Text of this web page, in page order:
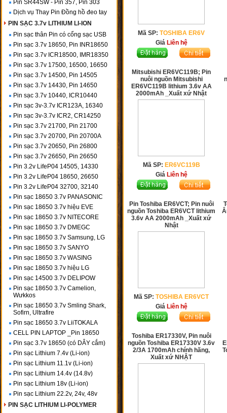
Pin SR44SW - Pin 357, Pin 303
Dịch vụ Thay Pin Đồng hồ đeo tay
PIN SẠC 3.7v LITHIUM LI-ION
Pin sạc thân Pin có cổng sạc USB
Pin sạc 3.7v 18650, Pin INR18650
Pin sạc 3.7v ICR18500, IMR18350
Pin sạc 3.7v 17500, 16500, 16650
Pin sạc 3.7v 14500, Pin 14505
Pin sạc 3.7v 14430, Pin 14650
Pin sạc 3.7v 10440, ICR10440
Pin sạc 3v-3.7v ICR123A, 16340
Pin sạc 3v-3.7v ICR2, CR14250
Pin sạc 3.7v 21700, Pin 21700
Pin sạc 3.7v 20700, Pin 20700A
Pin sạc 3.7v 20650, Pin 26800
Pin sạc 3.7v 26650, Pin 26650
Pin 3.2v LifeP04 14505, 14330
Pin 3.2v LifeP04 18650, 26650
Pin 3.2v LifeP04 32700, 32140
Pin sạc 18650 3.7v PANASONIC
Pin sạc 18650 3.7v hiệu EVE
Pin sạc 18650 3.7v NITECORE
Pin sạc 18650 3.7v DMEGC
Pin sạc 18650 3.7v Samsung, LG
Pin sạc 18650 3.7v SANYO
Pin sạc 18650 3.7v WASING
Pin sạc 18650 3.7v hiệu LG
Pin sạc 14500 3.7v DELIPOW
Pin sạc 18650 3.7v Camelion,
Wưkkos
Pin sạc 18650 3.7v Smling Shark,
Sofirn, Ultrafire
Pin sạc 18650 3.7v LiiTOKALA
CELL PIN LAPTOP _Pin 18650
Pin sạc 3.7v 18650 (có DÂY cắm)
Pin sạc Lithium 7.4v (Li-ion)
Pin sạc Lithium 11.1v (Li-ion)
Pin sạc Lithium 14.4v (14.8v)
Pin sạc Lithium 18v (Li-ion)
Pin sạc Lithium 22.2v, 24v, 48v
PIN SẠC LITHIUM LI-POLYMER
Mã SP:TOSHIBA ER6V
Giá Liên hệ
Mitsubishi ER6VC119B; Pin
nuôi nguồn Mitsubishi
ER6VC119B lithium 3.6v AA
2000mAh _Xuất xứ Nhật
Mã SP: ER6VC119B
Giá Liên hệ
Pin Toshiba ER6VCT; Pin nuôi
nguồn Toshiba ER6VCT lithium
3.6v AA 2000mAh _Xuất xứ
Nhật
Mã SP:TOSHIBA ER6VCT
Giá Liên hệ
Toshiba ER17330V, Pin nuôi
nguồn Toshiba ER17330V 3.6v
2/3A 1700mAh chính hãng,
Xuất xứ NHẬT